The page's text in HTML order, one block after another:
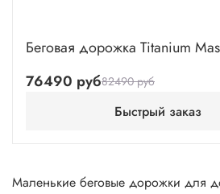
Беговая дорожка Titanium
76490 руб82490 руб
Быстрый заказ
Маленькие беговые дорожки для